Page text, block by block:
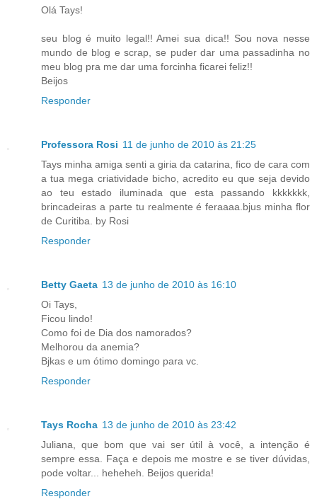
Olá Tays!
seu blog é muito legal!! Amei sua dica!! Sou nova nesse
mundo de blog e scrap, se puder dar uma passadinha no
meu blog pra me dar uma forcinha ficarei feliz!!
Beijos
Responder
Professora Rosi 11 de junho de 2010 às 21:25
Tays minha amiga senti a giria da catarina, fico de cara com
a tua mega criatividade bicho, acredito eu que seja devido
ao teu estado iluminada que esta passando kkkkkkk,
brincadeiras a parte tu realmente é feraaaa.bjus minha flor
de Curitiba. by Rosi
Responder
Betty Gaeta 13 de junho de 2010 às 16:10
Oi Tays,
Ficou lindo!
Como foi de Dia dos namorados?
Melhorou da anemia?
Bjkas e um ótimo domingo para vc.
Responder
Tays Rocha 13 de junho de 2010 às 23:42
Juliana, que bom que vai ser útil à você, a intenção é
sempre essa. Faça e depois me mostre e se tiver dúvidas,
pode voltar... heheheh. Beijos querida!
Responder